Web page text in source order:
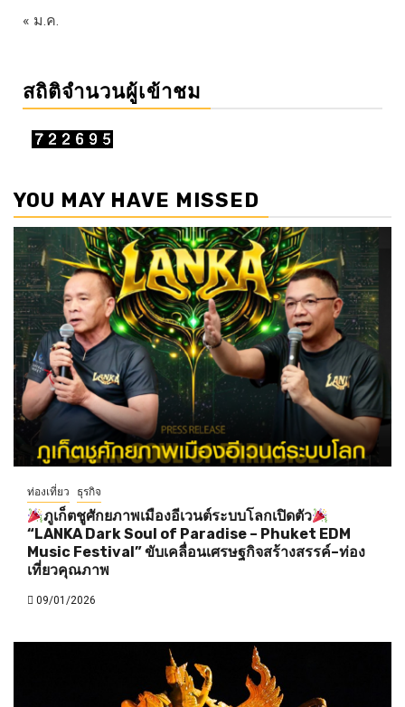
« ม.ค.
สถิติจำนวนผู้เข้าชม
YOU MAY HAVE MISSED
ท่องเที่ยว ธุรกิจ
ภูเก็ตชูศักยภาพเมืองอีเวนต์ระบบโลกเปิดตัว
“LANKA Dark Soul of Paradise – Phuket EDM
Music Festival” ขับเคลื่อนเศรษฐกิจสร้างสรรค์–ท่อง
เที่ยวคุณภาพ
09/01/2026